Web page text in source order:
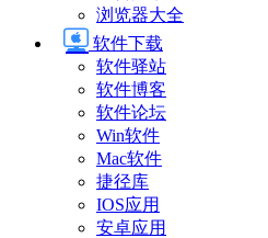
浏览器大全
软件下载
软件驿站
软件博客
软件论坛
Win软件
Mac软件
捷径库
IOS应用
安卓应用